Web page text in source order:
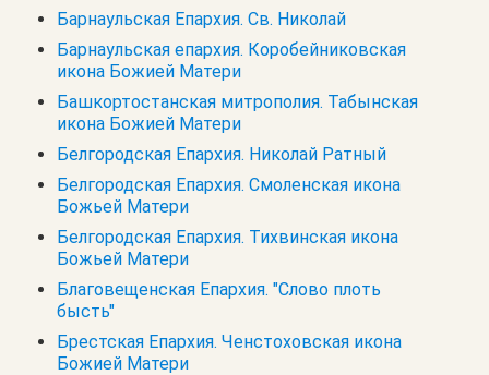
Барнаульская Епархия. Св. Николай
Барнаульская епархия. Коробейниковская
икона Божией Матери
Башкортостанская митрополия. Табынская
икона Божией Матери
Белгородская Епархия. Николай Ратный
Белгородская Епархия. Смоленская икона
Божьей Матери
Белгородская Епархия. Тихвинская икона
Божьей Матери
Благовещенская Епархия. "Слово плоть
бысть"
Брестская Епархия. Ченстоховская икона
Божией Матери